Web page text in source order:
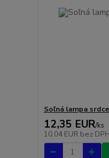
Soľná lampa
12,35 EUR/ks
10,04 EUR bez DPH